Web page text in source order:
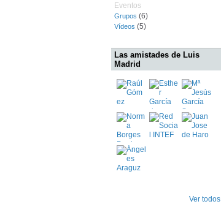
Eventos
Grupos (6)
Vídeos (5)
Las amistades de Luis
Madrid
Ver todos